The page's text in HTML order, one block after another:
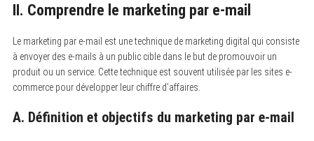
II. Comprendre le marketing par e-mail
Le marketing par e-mail est une technique de marketing digital qui consiste
à envoyer des e-mails à un public cible dans le but de promouvoir un
produit ou un service. Cette technique est souvent utilisée par les sites e-
commerce pour développer leur chiffre d’affaires.
A. Définition et objectifs du marketing par e-mail